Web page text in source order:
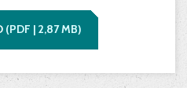
(PDF | 2,87MB)